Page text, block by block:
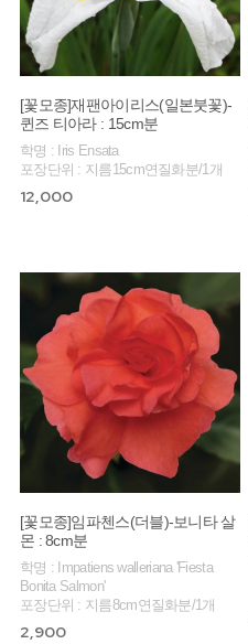
[꽃모종]재팬아이리스(일본붓꽃)-
퀸즈 티아라 : 15cm분
학명 : Iris Ensata
포장단위 : 지름15cm연질화분/1개
12,000
[꽃모종]임파첸스(더블)-보니타 살
몬 : 8cm분
학명 : Impatiens walleriana 'Fiesta
Bonita Salmon'
포장단위 : 지름8cm연질화분/1개
2,900